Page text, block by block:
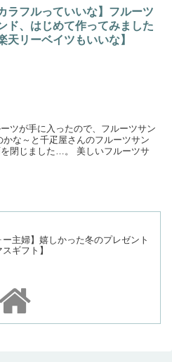
カラフルっていいな】フルーツ
ド、はじめて作ってみました
天リーベイツもいいな】
ツが手に入ったので、フルーツサン
な～と千疋屋さんのフルーツサン
閉じました…。 美しいフルーツサ
ー主婦】嬉しかった冬のプレゼント
スギフト】